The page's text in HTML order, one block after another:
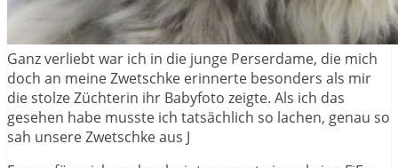
Ganz verliebt war ich in die junge Perserdame, die mich
doch an meine Zwetschke erinnerte besonders als mir
die stolze Züchterin ihr Babyfoto zeigte. Als ich das
gesehen habe musste ich tatsächlich so lachen, genau so
sah unsere Zwetschke aus J